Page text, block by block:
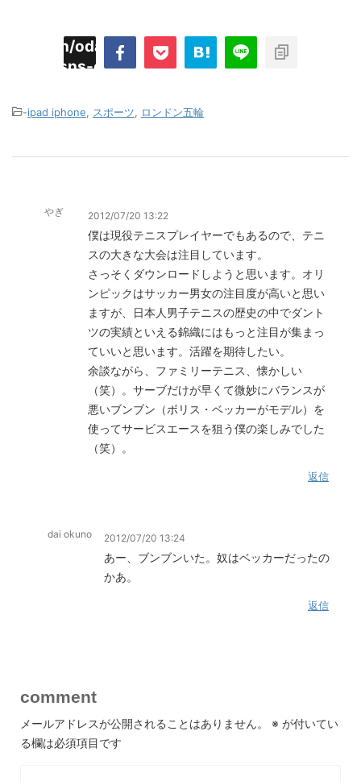
odaiji.com/public_html/blog/wp-
sns-count-cache/sns-count-
-ipad iphone スポーツ ロンドン五輪
やぎ 2012/07/20 13:22
僕は現役テニスプレイヤーでもあるので、テニ
スの大きな大会は注目しています。
さっそくダウンロードしようと思います。オリ
ンピックはサッカー男女の注目度が高いと思い
ますが、日本人男子テニスの歴史の中でダント
ツの実績といえる錦織にはもっと注目が集まっ
ていいと思います。活躍を期待したい。
余談ながら、ファミリーテニス、懐かしい
（笑）。サーブだけが早くて微妙にバランスが
悪いブンブン（ボリス・ベッカーがモデル）を
使ってサービスエースを狙う僕の楽しみでした
（笑）。
返信
dai okuno 2012/07/20 13:24
あー、ブンブンいた。奴はベッカーだったの
かあ。
返信
comment
メールアドレスが公開されることはありません。 ※ が付いてい
る欄は必須項目です